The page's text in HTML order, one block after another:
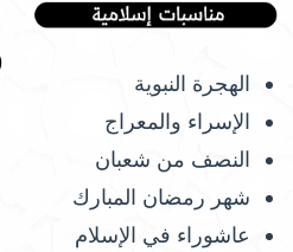
الهجرة النبوية
الإسراء والمعراج
النصف من شعبان
شهر رمضان المبارك
عاشوراء في الإسلام